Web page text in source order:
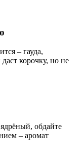
– гауда,
корочку, но не
обдайте
– аромат